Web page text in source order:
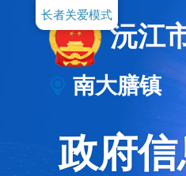
长者关爱模式
沅江
南大膳镇
政府